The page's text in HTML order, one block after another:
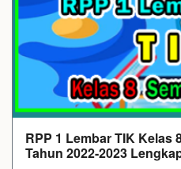
RPP 1 Lembar TIK Kelas
Tahun 2022-2023